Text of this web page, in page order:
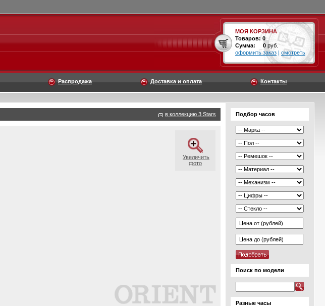
МОЯ КОРЗИНА
Товаров: 0
Сумма:
0 руб.
оформить заказ | смотреть
Распродажа Доставка и оплата Контакты
в коллекцию 3 Stars
Увеличить
фото
Подбор часов
Поиск по модели
Разные часы